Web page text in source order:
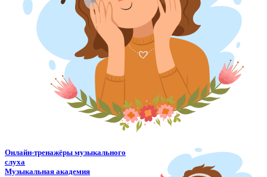
Онлайн-тренажёры музыкального
слуха
Музыкальная академия